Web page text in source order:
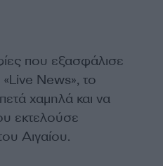
που εξασφάλισε
«Live News», το
χαμηλά και να
εκτελούσε
Αιγαίου.